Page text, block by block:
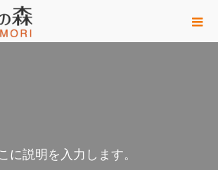
説 明 を 入 力 し ま す
ここ に